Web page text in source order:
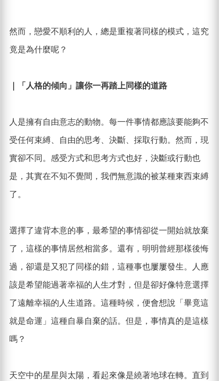
然而，戀愛不順利的人，總是重複著同樣的模式，這究
竟是為什麼呢？
｜「人格的傾向」讓你一再踏上同樣的道路
人是擁有自由意志的動物。每一件事情都應該要能夠不
受任何束縛、自由的思考、決斷、採取行動。然而，現
實卻不同。感受方式和思考方式也好，決斷或行動也
是，其實在不知不覺間，我們無意識的被某種東西束縛
了。
選擇了違背本意的事，最希望的事情卻從一開始就放棄
了，這樣的事情居然相當多。還有，明明曾經那樣後悔
過，卻還是又犯了同樣的錯，這種事也屢屢發生。人應
該是希望能過著幸福的人生才對，但是卻好像特意選擇
了遠離幸福的人生道路。這種時候，便會想說「畢竟這
就是命運」這種自暴自棄的話。但是，事情真的是這樣
嗎？
天空中的星星與太陽，看起來像是繞著地球在轉。直到